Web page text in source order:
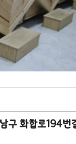
구 화합로194번